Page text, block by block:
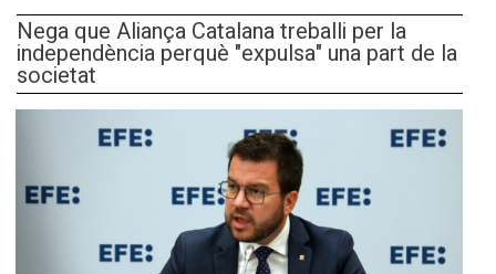
Nega que Aliança Catalana treballi per la
independència perquè "expulsa" una part de la
societat